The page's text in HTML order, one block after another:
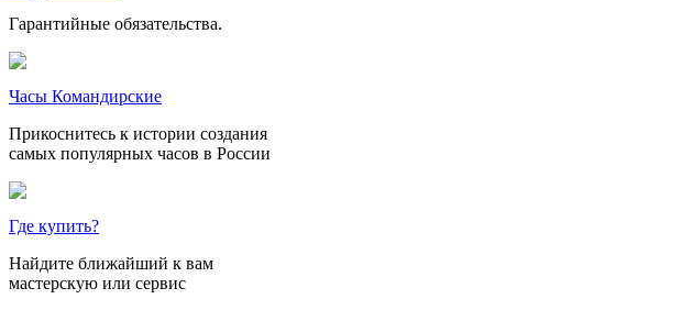
Гарантийные обязательства.
Часы Командирские
Прикоснитесь к истории создания
самых популярных часов в России
Где купить?
Найдите ближайший к вам
мастерскую или сервис